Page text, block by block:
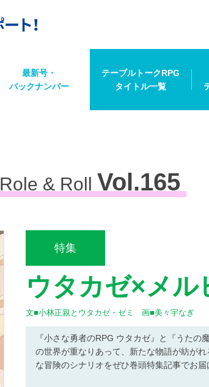
最新号・
バックナンバー
テーブルトークRPG
タイトル一覧
Role & Roll Vol.165
特集
ウタカゼ×メル
文■小林正親とウタカゼ・ゼミ 画■美々宇なぎ
『小さな勇者のRPG ウタカゼ』と『うたの
の世界が重なりあって、新たな物語が紡が
な冒険のシナリオをぜひ巻頭特集記事でお届